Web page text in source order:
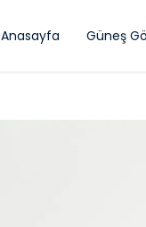
Anasayfa Güneş